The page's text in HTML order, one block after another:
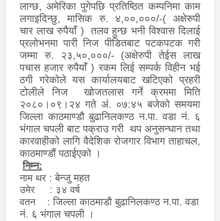
लाग्छ, अमेरिका पुगेपछि प्रतिष्ठित कम्पनिमा काम
लगाइदिन्छु, मासिक रु. ४,००,०००/-( अक्षेरुपी
चार लाख रुपैयाँ ) तलव हुन्छ भनी विश्वास दिलाई
प्रलोभनमा पारी निज पीडितबाट पटकपटक गरी
जम्मा रु. २३,५०,०००/- (अक्षेरुपी तेईस लाख
पचास हजार रुपैयाँ ) रकम लिई सम्पर्क विहीन भई
ठगी गरेकोले यस कार्यालयबाट खटिएको प्रहरी
टोलीले निज खोजतलास गर्ने क्रममा मिति
२०८०।०९।२४ गते अं. ०७:४५ बजेको समयमा
जिल्ला काठमाण्डौ बुढानिलकण्ठ न.पा. वडा नं. ६
भंगाल चपली बाट पक्राउ गरी थप अनुसन्धान तथा
कारवाहीको लागि वैदेशिक रोजगार विभाग ताहाचल,
काठमाण्डौं पठाईएको ।
निम्न:
नाम थर : बेन्जु महत
उमेर : ३४ वर्ष
वतन :जिल्ला काठमाडौ बुढानिलकण्ठ न.पा. वडा
नं. ६ भंगाल चपली ।